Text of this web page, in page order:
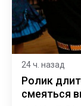
24 ч. назад
Ролик
смеяться